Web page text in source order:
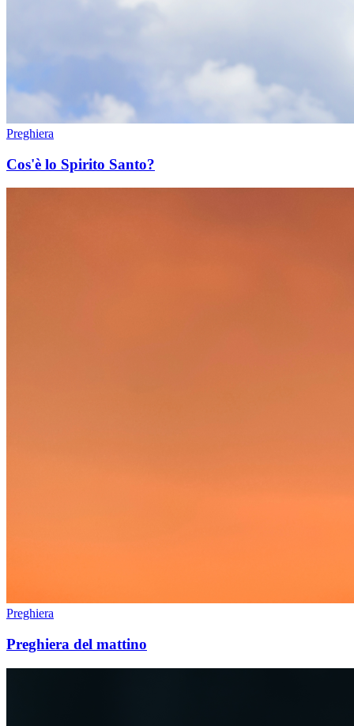
Preghiera
Cos'è lo Spirito Santo?
Preghiera
Preghiera del mattino